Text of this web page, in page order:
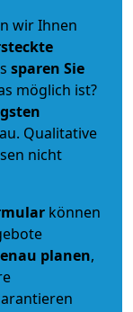
wir Ihnen
sparen Sie
möglich ist?
Qualitative
nicht
können
planen,